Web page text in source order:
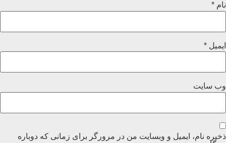
نام *
ایمیل *
وب‌ سایت
ذخیره نام، ایمیل و وبسایت من در مرورگر برای زمانی که دوباره